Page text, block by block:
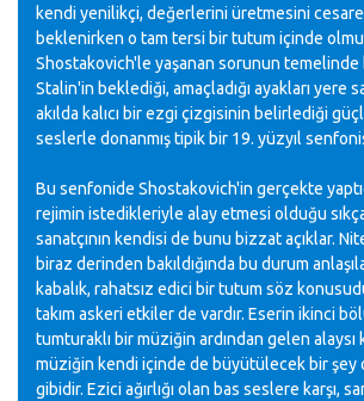
kendi yenilikçi, değerlerini üretmesini
beklenirken o tam tersi bir tutum içinde
Shostakovich'le yaşanan sorunun temelinde
Stalin'in beklediği, amaçladığı ayakları yere
akılda kalıcı bir ezgi çizgisinin belirlediği
seslerle donanmış tipik bir 19. yüzyıl
Bu senfonide Shostakovich'in gerçekte
rejimin istedikleriyle alay etmesi olduğu
sanatçının kendisi de bunu bizzat açıklar.
biraz derinden bakıldığında bu durum
kabalık, rahatsız edici bir tutum söz
takım askeri etkiler de vardır. Eserin ikinci
tumturaklı bir müziğin ardından gelen alaysı
müziğin kendi içinde de büyütülecek bir şey
gibidir. Ezici ağırlığı olan bas seslere karşı,